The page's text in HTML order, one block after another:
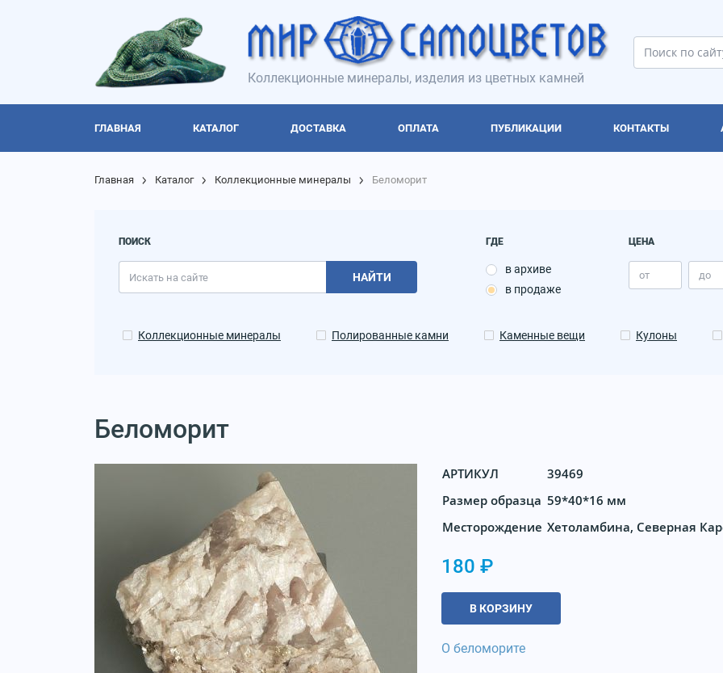
Коллекционные минералы, изделия из цветных камней
ГЛАВНАЯ КАТАЛОГ ДОСТАВКА ОПЛАТА ПУБЛИКАЦИИ КОНТАКТЫ
Главная Каталог Коллекционные минералы Беломорит
ПОИСК
НАЙТИ
ГДЕ
в архиве
в продаже
ЦЕНА
Коллекционные минералы Полированные камни Каменные вещи Кулоны
Беломорит
АРТИКУЛ
39469
Размер образца 59*40*16 мм
Месторождение Хетоламбина, Северная
180 ₽
В КОРЗИНУ
О беломорите